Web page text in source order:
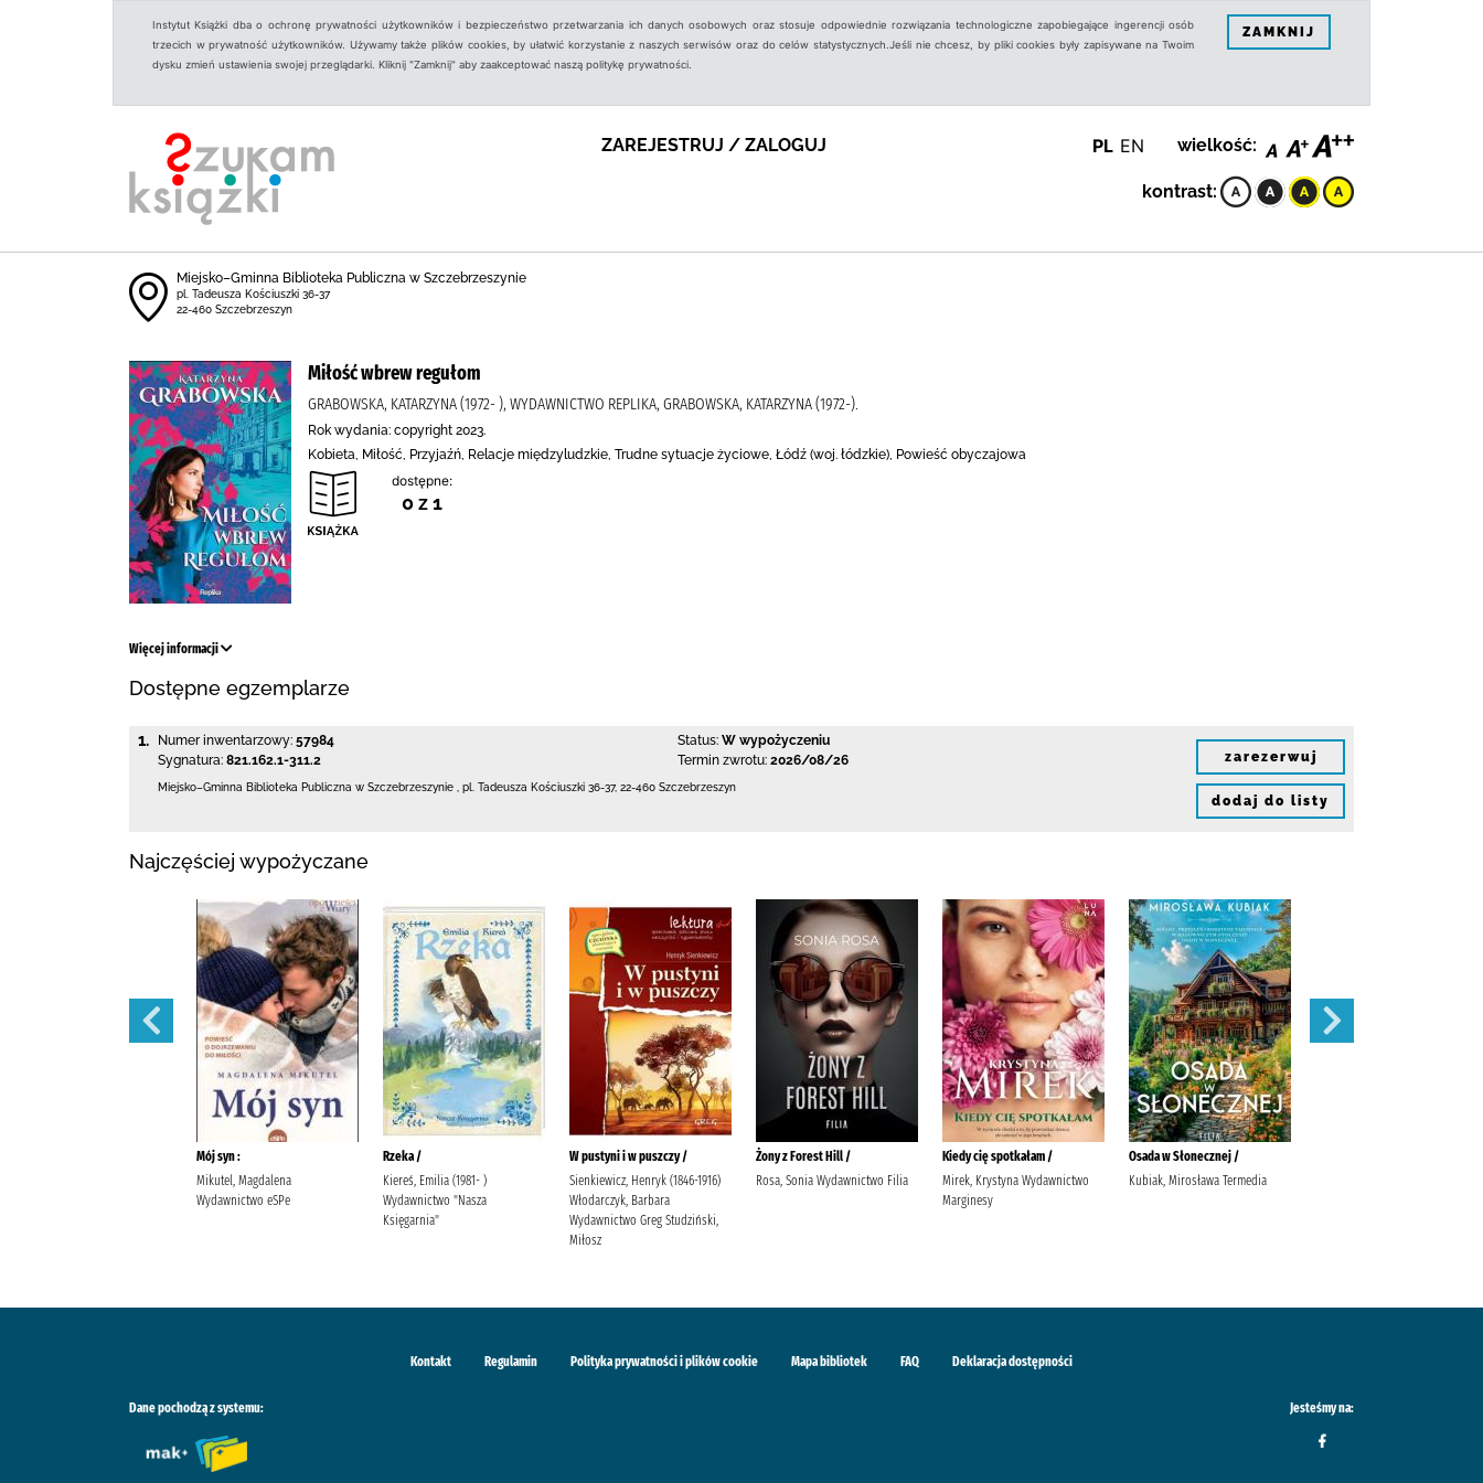
Instytut Książki dba o ochronę prywatności użytkowników i bezpieczeństwo przetwarzania ich danych osobowych oraz stosuje odpowiednie rozwiązania technologiczne zapobiegające ingerencji osób
trzecich w prywatność użytkowników. Używamy także plików cookies, by ułatwić korzystanie z naszych serwisów oraz do celów statystycznych.Jeśli nie chcesz, by pliki cookies były zapisywane na Twoim
dysku zmień ustawienia swojej przeglądarki. Kliknij "Zamknij" aby zaakceptować naszą politykę prywatności.
ZAMKNIJ
ZAREJESTRUJ / ZALOGUJ PL EN wielkość:
kontrast:
Miejsko–Gminna Biblioteka Publiczna w Szczebrzeszynie
pl. Tadeusza Kościuszki 36-37
22-460 Szczebrzeszyn
Miłość wbrew regułom
GRABOWSKA, KATARZYNA (1972- ), WYDAWNICTWO REPLIKA, GRABOWSKA, KATARZYNA (1972-).
Rok wydania: copyright 2023.
Kobieta, Miłość, Przyjaźń, Relacje międzyludzkie, Trudne sytuacje życiowe, Łódź (woj. łódzkie), Powieść obyczajowa
dostępne:
0 z 1
Więcej informacji
Dostępne egzemplarze
1. Numer inwentarzowy: 57984
Sygnatura: 821.162.1-311.2
Status: W wypożyczeniu
Termin zwrotu: 2026/08/26
Miejsko–Gminna Biblioteka Publiczna w Szczebrzeszynie pl. Tadeusza Kościuszki 36-37, 22-460 Szczebrzeszyn
zarezerwuj
dodaj do listy
Najczęściej wypożyczane
Mój syn :
Mikutel, Magdalena
Wydawnictwo eSPe
Rzeka /
Kiereś, Emilia (1981- )
Wydawnictwo "Nasza
Księgarnia"
W pustyni i w puszczy /
Sienkiewicz, Henryk (1846-1916)
Włodarczyk, Barbara
Wydawnictwo Greg Studziński,
Miłosz
Żony z Forest Hill /
Rosa, Sonia Wydawnictwo Filia
Kiedy cię spotkałam /
Mirek, Krystyna Wydawnictwo
Marginesy
Osada w Słonecznej /
Kubiak, Mirosława Termedia
Kontakt Regulamin Polityka prywatności i plików cookie Mapa bibliotek FAQ Deklaracja dostępności
Dane pochodzą z systemu: Jesteśmy na: